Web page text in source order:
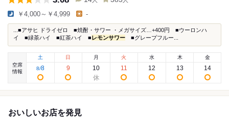
￥4,000～￥4,999 -
...■アサヒ ドライゼロ ■焼酎・サワー ・メガサイズ…+400円 ■ウーロンハ
イ ■緑茶ハイ ■紅茶ハイ ■ レモンサワー ■グレープフルー...
空席
情報
土
8/8
日
9
月
10
火
11
水
12
木
13
金
14
おいしいお店を発見